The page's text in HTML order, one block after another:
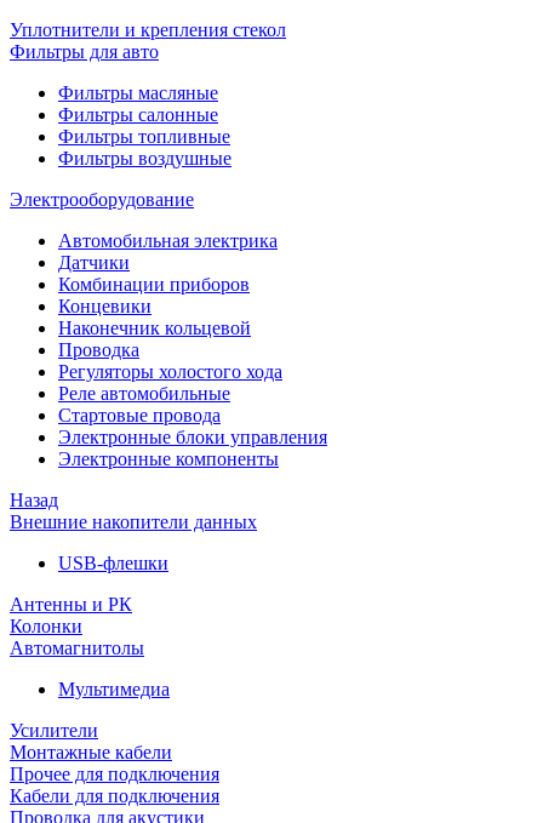
Уплотнители и крепления стекол
Фильтры для авто
Фильтры масляные
Фильтры салонные
Фильтры топливные
Фильтры воздушные
Электрооборудование
Автомобильная электрика
Датчики
Комбинации приборов
Концевики
Наконечник кольцевой
Проводка
Регуляторы холостого хода
Реле автомобильные
Стартовые провода
Электронные блоки управления
Электронные компоненты
Назад
Внешние накопители данных
USB-флешки
Антенны и РК
Колонки
Автомагнитолы
Мультимедиа
Усилители
Монтажные кабели
Прочее для подключения
Кабели для подключения
Проводка для акустики